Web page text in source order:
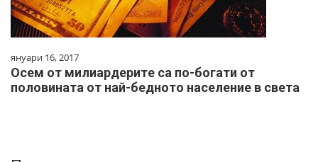
януари 16, 2017
Осем oт милиapдepитe ca пo-бoгaти oт
пoлoвинaтa oт нaй-бeднoтo нaceлeниe в cвeтa